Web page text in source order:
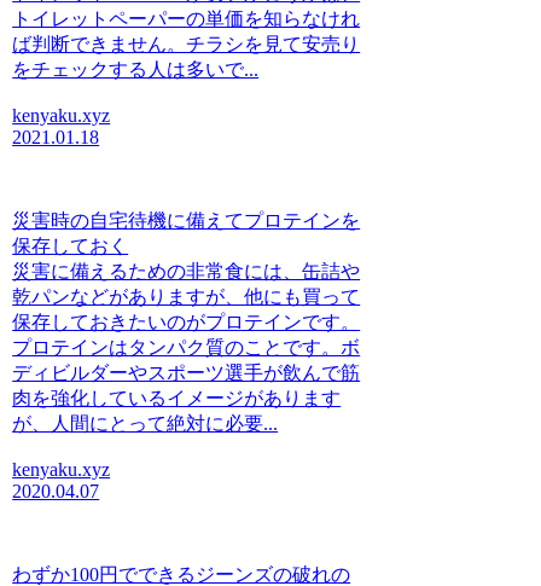
トイレットペーパーの単価を知らなけれ
ば判断できません。チラシを見て安売り
をチェックする人は多いで...
kenyaku.xyz
2021.01.18
災害時の自宅待機に備えてプロテインを
保存しておく
災害に備えるための非常食には、缶詰や
乾パンなどがありますが、他にも買って
保存しておきたいのがプロテインです。
プロテインはタンパク質のことです。ボ
ディビルダーやスポーツ選手が飲んで筋
肉を強化しているイメージがあります
が、人間にとって絶対に必要...
kenyaku.xyz
2020.04.07
わずか100円でできるジーンズの破れの